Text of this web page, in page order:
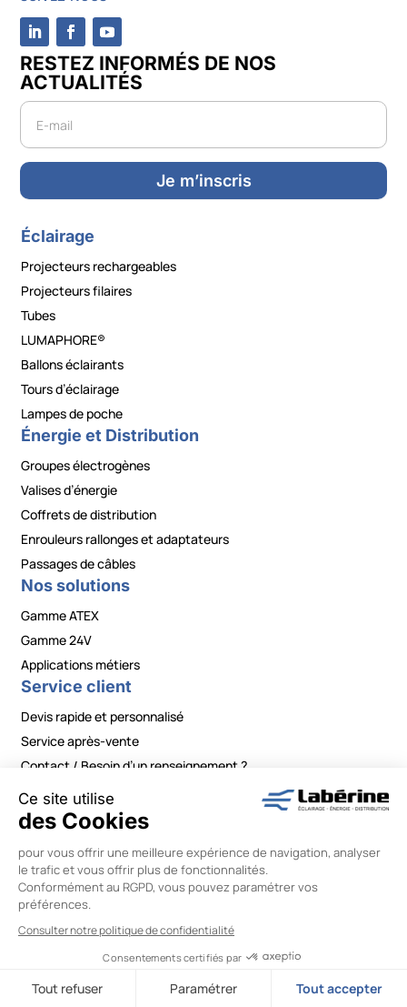
RESTEZ INFORMÉS DE NOS
ACTUALITÉS
Newsletter
Je m’inscris
Éclairage
Projecteurs rechargeables
Projecteurs filaires
Tubes
LUMAPHORE®
Ballons éclairants
Tours d’éclairage
Lampes de poche
Énergie et Distribution
Groupes électrogènes
Valises d’énergie
Coffrets de distribution
Enrouleurs rallonges et adaptateurs
Passages de câbles
Nos solutions
Gamme ATEX
Gamme 24V
Applications métiers
Service client
Devis rapide et personnalisé
Service après-vente
Contact / Besoin d’un renseignement ?
Mentions légales |Politiques de confidentialité
Conditions générales de vente|
Modifier vos préférences en matière de cookies
Labérine Énergie © 2026 –Réalisation Wiboo